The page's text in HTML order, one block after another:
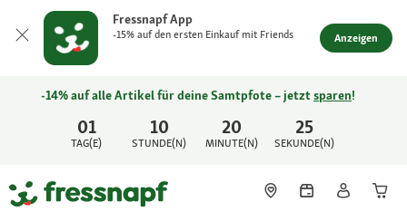
Fressnapf App
-15% auf den ersten Einkauf mit Friends Anzeigen
01
TAG(E)
10
STUNDE(N)
20
MINUTE(N)
25
SEKUNDE(N)
-14% auf alle Artikel für deine Samtpfote – jetztsparen!